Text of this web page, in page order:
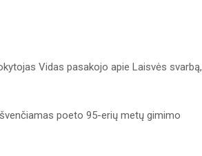
Vidas pasakojo apie Laisvės svarbą,
poeto 95-erių metų gimimo